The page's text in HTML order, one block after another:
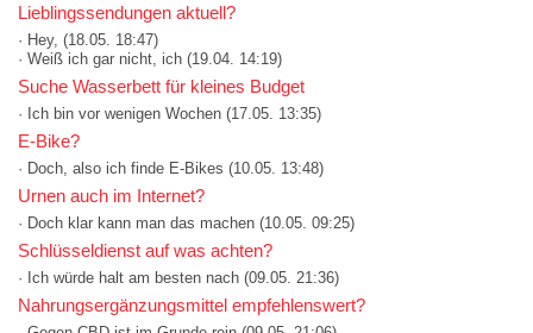
Lieblingssendungen aktuell?
· Hey, (18.05. 18:47)
· Weiß ich gar nicht, ich (19.04. 14:19)
Suche Wasserbett für kleines Budget
· Ich bin vor wenigen Wochen (17.05. 13:35)
E-Bike?
· Doch, also ich finde E-Bikes (10.05. 13:48)
Urnen auch im Internet?
· Doch klar kann man das machen (10.05. 09:25)
Schlüsseldienst auf was achten?
· Ich würde halt am besten nach (09.05. 21:36)
Nahrungsergänzungsmittel empfehlenswert?